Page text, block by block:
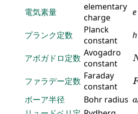
電気素量
elementary
charge
e
プランク定数
Planck
constant
h
アボガドロ定数 Avogadro
constant
ファラデー定数 Faraday
constant
F
F
ボーア半径
Bohr radius a
a